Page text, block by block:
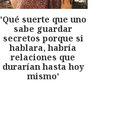
'Qué suerte que uno
sabe guardar
secretos porque si
hablara, habría
relaciones que
durarían hasta hoy
mismo'